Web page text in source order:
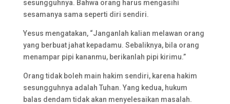
sesungguhnya. Bahwa orang harus mengasihi
sesamanya sama seperti diri sendiri.
Yesus mengatakan, “Janganlah kalian melawan orang
yang berbuat jahat kepadamu. Sebaliknya, bila orang
menampar pipi kananmu, berikanlah pipi kirimu.”
Orang tidak boleh main hakim sendiri, karena hakim
sesungguhnya adalah Tuhan. Yang kedua, hukum
balas dendam tidak akan menyelesaikan masalah.